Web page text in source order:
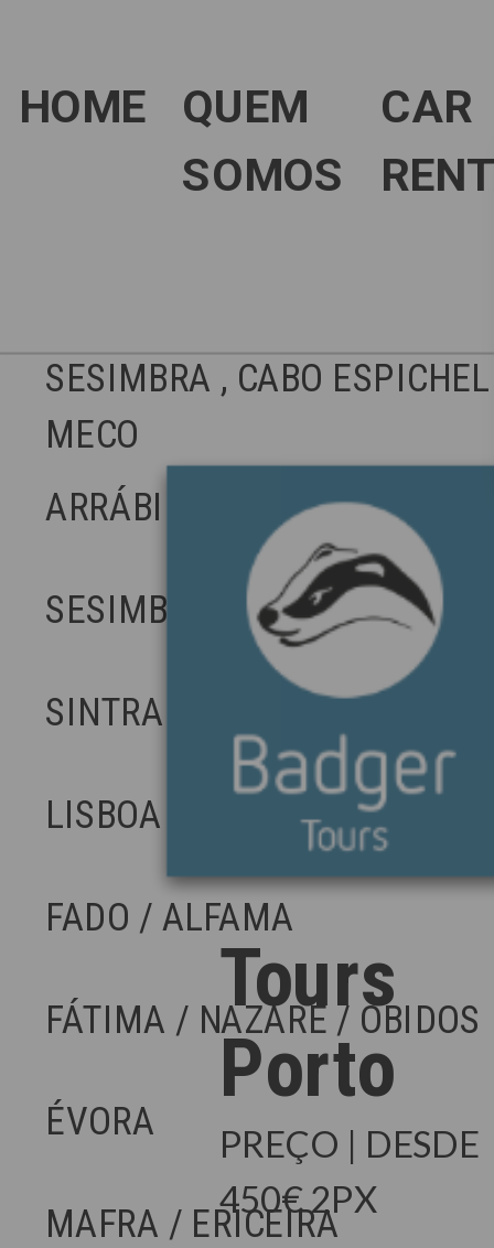
HOME QUEM
SOMOS
CAR
SESIMBRA , CABO
MECO
ARRÁBIDA E AZEITÃO
SESIMBRA COM SAÍDA EM
SINTRA /CABO DA ROCA /
LISBOA / CRISTO REI /
FADO / ALFAMA
FÁTIMA / NAZARÉ / ÓBIDOS
ÉVORA
MAFRA / ERICEIRA
Tours
Porto
PREÇO | DESDE
450€ 2PX